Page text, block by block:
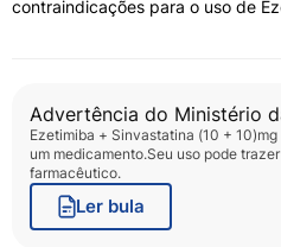
contraindicações para o uso de
Advertência do Ministério
Ezetimiba + Sinvastatina (10 +
um medicamento.Seu uso pode
farmacêutico.
Ler bula